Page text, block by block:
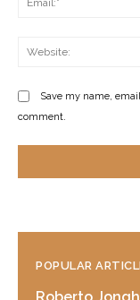
Save my name,
comment.
POPULAR